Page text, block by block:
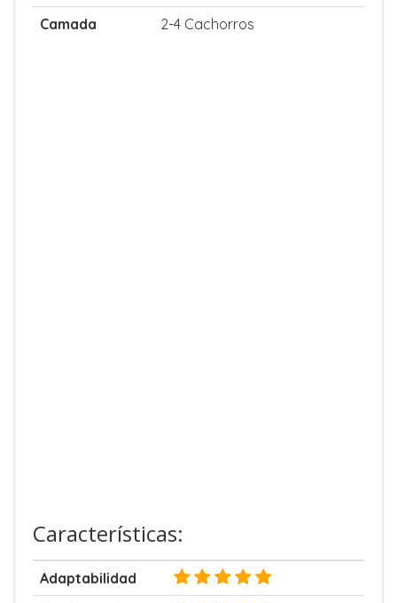
Camada
2-4 Cachorros
Características:
Adaptabilidad